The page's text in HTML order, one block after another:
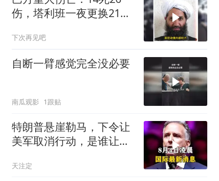
伤，塔利班一夜更换21个
下次再见吧
自断一臂感觉完全没必要
南瓜观影 1跟贴
特朗普悬崖勒马，下令让
美军取消行动，是谁让他
天注定